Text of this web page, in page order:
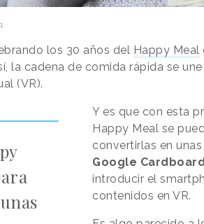
los 30 años del Happy Meal
la cadena de comida rápida se
(VR).
Y es que con esta
Happy Meal se
convertirlas en
Google Cardboard
introducir el
contenidos en VR.